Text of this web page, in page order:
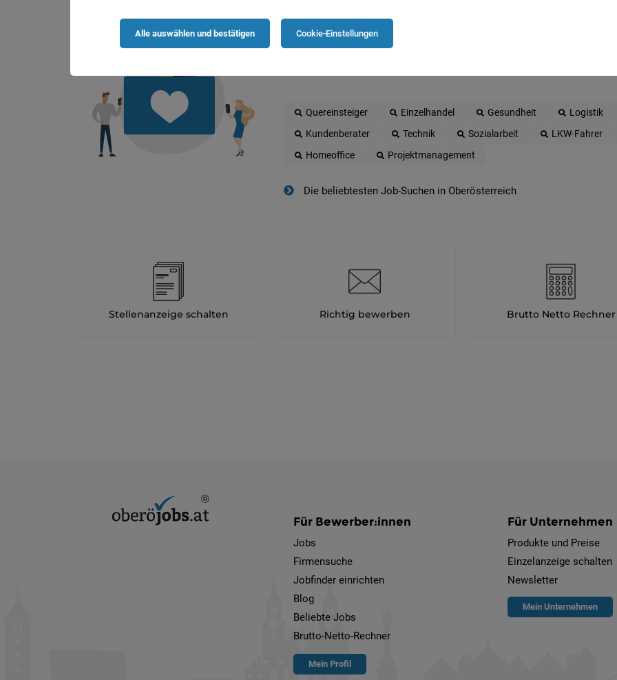
Quereinsteiger Einzelhandel Gesundheit Logistik
Kundenberater
Technik Sozialarbeit LKW-Fahrer
Homeoffice
Projektmanagement
Die beliebtesten Job-Suchen in Oberösterreich
Stellenanzeige schalten Richtig bewerben Brutto Netto Rechner
Für Bewerber:innen
Jobs
Firmensuche
Jobfinder einrichten
Blog
Beliebte Jobs
Brutto-Netto-Rechner
Mein Profil
Für Unternehmen
Produkte und Preise
Einzelanzeige schalten
Newsletter
Mein Unternehmen
Alle auswählen und bestätigen Cookie-Einstellungen